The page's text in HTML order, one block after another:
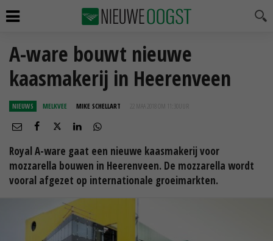
A-ware bouwt nieuwe
kaasmakerij in Heerenveen
NIEUWS MELKVEE MIKE SCHELLART 22 MAA 2018 OM 11:30
Royal A-ware gaat een nieuwe kaasmakerij voor
mozzarella bouwen in Heerenveen. De mozzarella wordt
vooral afgezet op internationale groeimarkten.